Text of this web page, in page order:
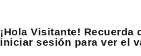
¡Hola Visitante! Recuerda
iniciar sesión para ver el